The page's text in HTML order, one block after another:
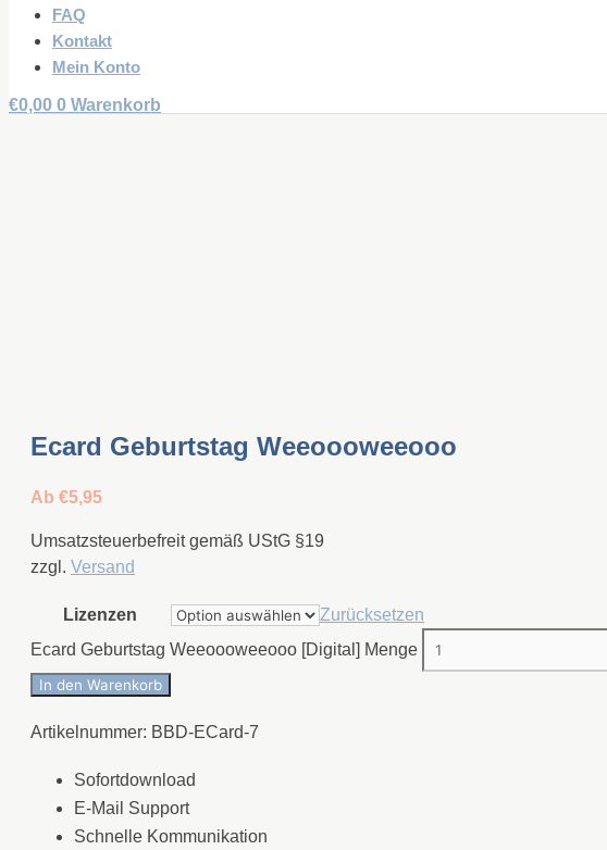
FAQ
Kontakt
Mein Konto
€0,00 0 Warenkorb
Ecard Geburtstag Weeoooweeooo
Ab €5,95
Umsatzsteuerbefreit gemäß UStG §19
zzgl. Versand
Lizenzen
Zurücksetzen
Ecard Geburtstag Weeoooweeooo [Digital] Menge
In den Warenkorb
Artikelnummer: BBD-ECard-7
Sofortdownload
E-Mail Support
Schnelle Kommunikation